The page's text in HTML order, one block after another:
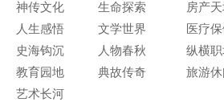
神传文化
生命探索
人生感悟
文学世界
史海钩沉
人物春秋
教育园地
典故传奇
艺术长河
房产
医疗
纵横职
旅游休